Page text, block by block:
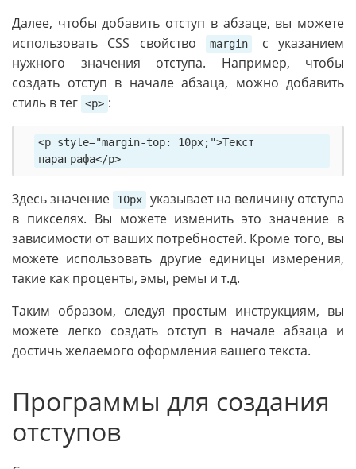
Далее, чтобы добавить отступ в абзаце, вы можете
использовать CSS свойство
margin
с указанием
нужного значения отступа. Например, чтобы
создать отступ в начале абзаца, можно добавить
стиль в тег <p> :
<p style="margin-top: 10px;">Текст
параграфа</p>
Здесь значение 10px
указывает на величину отступа
в пикселях. Вы можете изменить это значение в
зависимости от ваших потребностей. Кроме того, вы
можете использовать другие единицы измерения,
такие как проценты, эмы, ремы и т.д.
Таким образом, следуя простым инструкциям, вы
можете легко создать отступ в начале абзаца и
достичь желаемого оформления вашего текста.
Программы для создания
отступов